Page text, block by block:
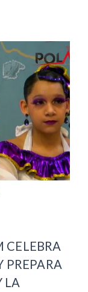
CELEBRA
PREPARA
LA